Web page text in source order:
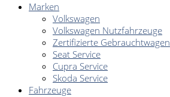
Marken
Volkswagen
Volkswagen Nutzfahrzeuge
Zertifizierte Gebrauchtwagen
Seat Service
Cupra Service
Skoda Service
Fahrzeuge